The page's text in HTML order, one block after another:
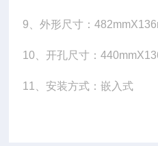
9、外形尺寸：
10、开孔尺寸：
11、安装方式：嵌入式